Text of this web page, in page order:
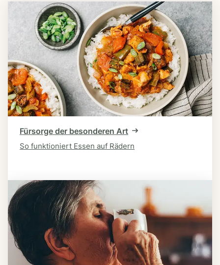
Fürsorge der besonderen Art
So funktioniert Essen auf Rädern